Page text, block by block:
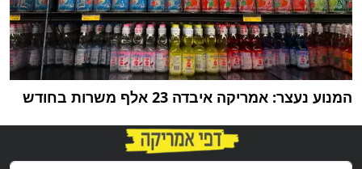
המנוע נעצר: אמריקה איבדה 23 אלף משרות בחודש